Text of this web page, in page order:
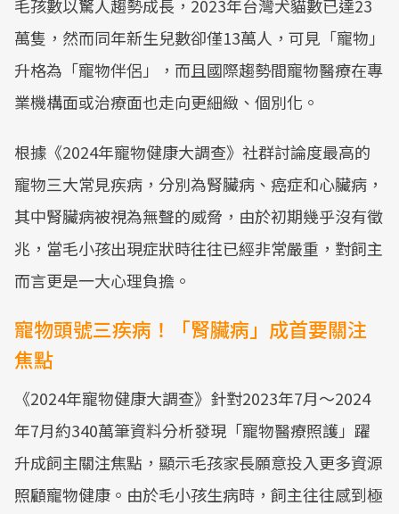
毛孩數以驚人趨勢成長，2023年台灣犬貓數已達23
萬隻，然而同年新生兒數卻僅13萬人，可見「寵物」
升格為「寵物伴侶」，而且國際趨勢間寵物醫療在專
業機構面或治療面也走向更細緻、個別化。
根據《2024年寵物健康大調查》社群討論度最高的
寵物三大常見疾病，分別為腎臟病、癌症和心臟病，
其中腎臟病被視為無聲的威脅，由於初期幾乎沒有徵
兆，當毛小孩出現症狀時往往已經非常嚴重，對飼主
而言更是一大心理負擔。
寵物頭號三疾病！「腎臟病」成首要關注
焦點
《2024年寵物健康大調查》針對2023年7月～2024
年7月約340萬筆資料分析發現「寵物醫療照護」躍
升成飼主關注焦點，顯示毛孩家長願意投入更多資源
照顧寵物健康。由於毛小孩生病時，飼主往往感到極